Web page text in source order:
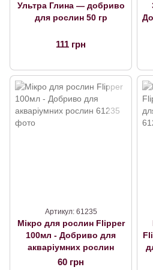
Ультра Глина — добриво
для рослин 50 гр
111 грн
Артикул: 61235
Мікро для рослин Flipper
100мл - Добриво для
акваріумних рослин
60 грн